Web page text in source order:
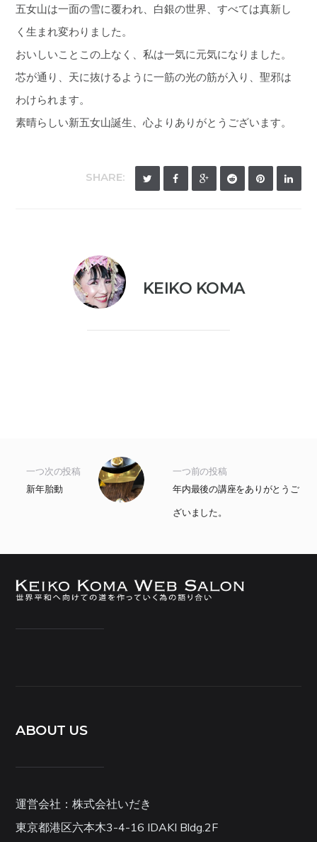
五女山は一面の雪に覆われ、白銀の世界、すべては真新し
く生まれ変わりました。
おいしいことこの上なく、私は一気に元気になりました。
芯が通り、天に抜けるように一筋の光の筋が入り、聖邪は
わけられます。
素晴らしい新五女山誕生、心よりありがとうございます。
SHARE:
KEIKO KOMA
一つ前の投稿
年内最後の講座をありがとうご
ざいました。
一つ次の投稿
新年胎動
ABOUT US
運営会社：株式会社いだき
東京都港区六本木3-4-16 IDAKI Bldg.2F